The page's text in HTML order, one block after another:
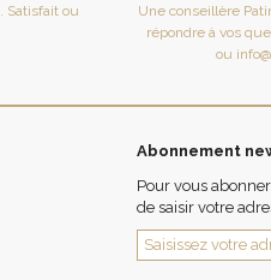
. Satisfait ou
Une conseillère
répondre à vos
ou
Abonnement
Pour vous
de saisir votre